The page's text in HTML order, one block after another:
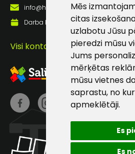
Mēs
citas
uzlabotu Jūsu
pieredzi mūsu
Jums
mērķētas
mūsu vietnes
saprastu, no
apmeklētāji.
Es
Es
info@hards.lv
Darba laiks: Darbadienās: 8:00 -
Visi kontakti